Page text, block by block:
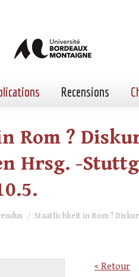
Recensions
Rom ?
Hrsg. -
Staatlichkeit in Rom ?
< Retour